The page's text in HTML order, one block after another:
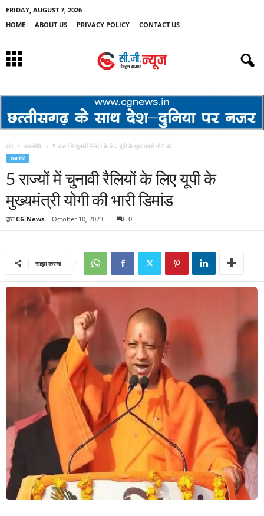
FRIDAY, AUGUST 7, 2026
HOME
ABOUT US PRIVACY POLICY CONTACT US
होम राजनीति 5 राज्यों में चुनावी रैलियों के लिए यूपी के मुख्यमंत्री योगी की...
राजनीति
5 राज्यों में चुनावी रैलियों के लिए यूपी के
मुख्यमंत्री योगी की भारी डिमांड
द्वारा CG News - October 10, 2023 0
साझा करना